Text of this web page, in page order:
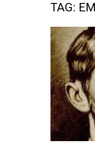
TAG: